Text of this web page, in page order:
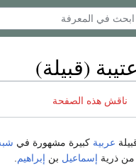
عتيبة (قبيلة)
ناقش هذه الصفحة
عربية كبيرة مشهورة في
من ذرية إسماعيل بن إبراهيم